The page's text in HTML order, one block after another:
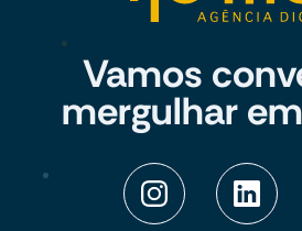
Vamos
mergulhar